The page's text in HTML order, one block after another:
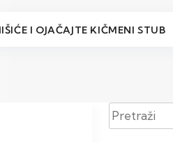
I OJAČAJTE KIČMENI STUB
Pretraži